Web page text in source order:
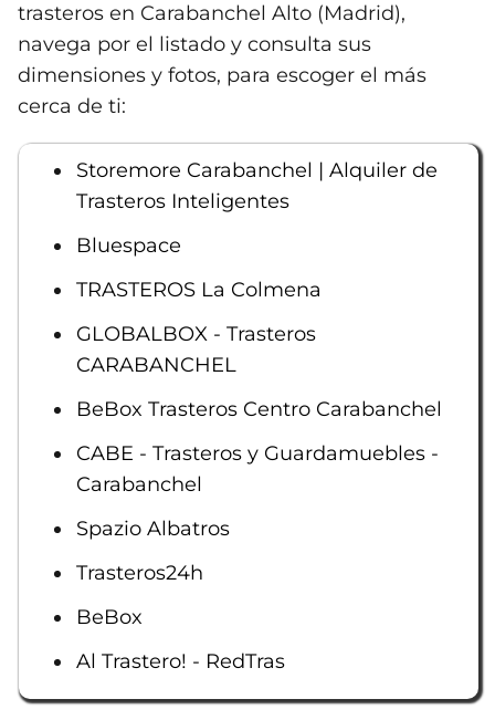
trasteros en Carabanchel Alto (Madrid),
navega por el listado y consulta sus
dimensiones y fotos, para escoger el más
cerca de ti:
Storemore Carabanchel | Alquiler de
Trasteros Inteligentes
Bluespace
TRASTEROS La Colmena
GLOBALBOX - Trasteros
CARABANCHEL
BeBox Trasteros Centro Carabanchel
CABE - Trasteros y Guardamuebles -
Carabanchel
Spazio Albatros
Trasteros24h
BeBox
Al Trastero! - RedTras